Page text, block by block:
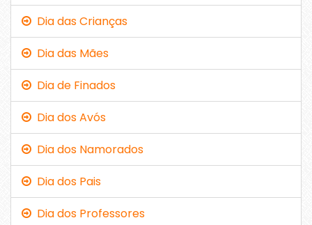
Dia das Crianças
Dia das Mães
Dia de Finados
Dia dos Avós
Dia dos Namorados
Dia dos Pais
Dia dos Professores